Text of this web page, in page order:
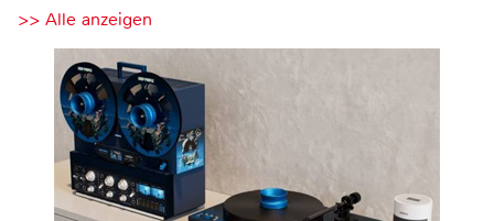
>> Alle anzeigen